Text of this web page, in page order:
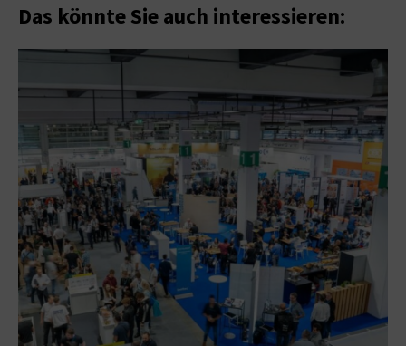
Das könnte Sie auch interessieren: